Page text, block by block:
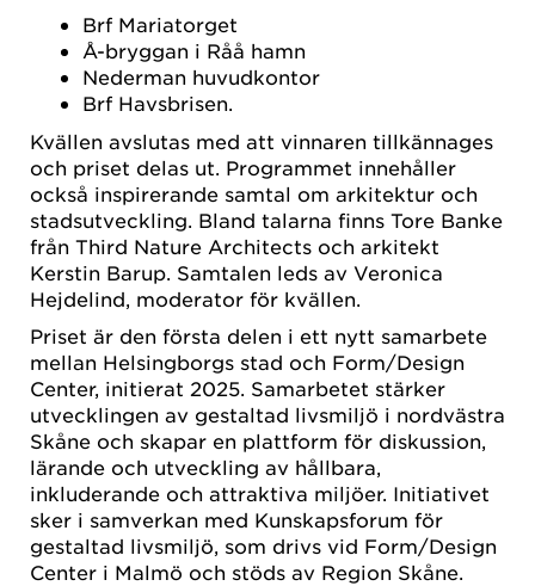
Brf Mariatorget
Å-bryggan i Råå hamn
Nederman huvudkontor
Brf Havsbrisen.
Kvällen avslutas med att vinnaren tillkännages
och priset delas ut. Programmet innehåller
också inspirerande samtal om arkitektur och
stadsutveckling. Bland talarna finns Tore Banke
från Third Nature Architects och arkitekt
Kerstin Barup. Samtalen leds av Veronica
Hejdelind, moderator för kvällen.
Priset är den första delen i ett nytt samarbete
mellan Helsingborgs stad och Form/Design
Center, initierat 2025. Samarbetet stärker
utvecklingen av gestaltad livsmiljö i nordvästra
Skåne och skapar en plattform för diskussion,
lärande och utveckling av hållbara,
inkluderande och attraktiva miljöer. Initiativet
sker i samverkan med Kunskapsforum för
gestaltad livsmiljö, som drivs vid Form/Design
Center i Malmö och stöds av Region Skåne.